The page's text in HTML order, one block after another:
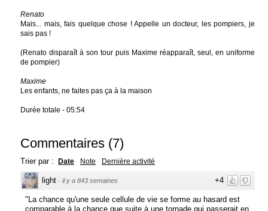
Renato
Mais... mais, fais quelque chose ! Appelle un docteur, les pompiers, je
sais pas !
(Renato disparaît à son tour puis Maxime réapparaît, seul, en uniforme
de pompier)
Maxime
Les enfants, ne faites pas ça à la maison
Durée totale - 05:54
Commentaires (7)
Trier par : Date Note Dernière activité
+4
light · il y a 843 semaines
"La chance qu'une seule cellule de vie se forme au hasard est
comparable à la chance que suite à une tornade qui passerait en